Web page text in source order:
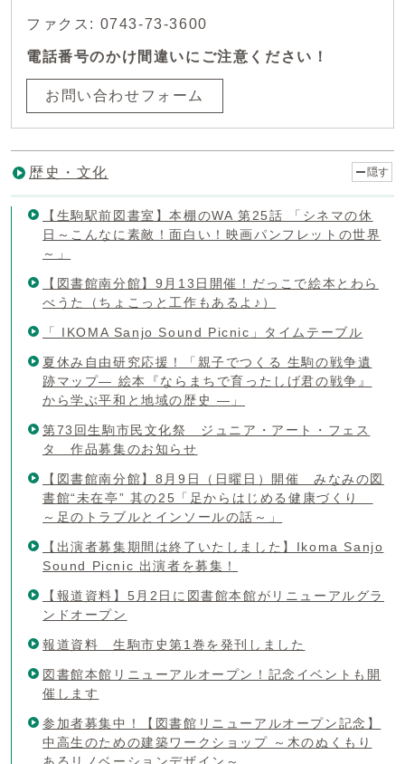
ファクス: 0743-73-3600
電話番号のかけ間違いにご注意ください！
お問い合わせフォーム
歴史・文化 隠す
【生駒駅前図書室】本棚のWA 第25話 「シネマの休
日～こんなに素敵！面白い！映画パンフレットの世界
～」
【図書館南分館】9月13日開催！だっこで絵本とわら
べうた（ちょこっと工作もあるよ♪）
「 IKOMA Sanjo Sound Picnic」タイムテーブル
夏休み自由研究応援！「親子でつくる 生駒の戦争遺
跡マップ― 絵本『ならまちで育ったしげ君の戦争』
から学ぶ平和と地域の歴史 ―」
第73回生駒市民文化祭 ジュニア・アート・フェス
タ 作品募集のお知らせ
【図書館南分館】8月9日（日曜日）開催 みなみの図
書館“未在亭” 其の25「足からはじめる健康づくり
～足のトラブルとインソールの話～」
【出演者募集期間は終了いたしました】Ikoma Sanjo
Sound Picnic 出演者を募集！
【報道資料】5月2日に図書館本館がリニューアルグラ
ンドオープン
報道資料 生駒市史第1巻を発刊しました
図書館本館リニューアルオープン！記念イベントも開
催します
参加者募集中！【図書館リニューアルオープン記念】
中高生のための建築ワークショップ ～木のぬくもり